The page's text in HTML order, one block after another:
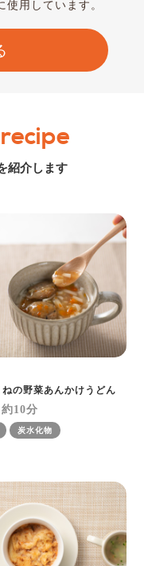
使用しています。
紹介します
ねの野菜あんかけうどん
10
炭水化物